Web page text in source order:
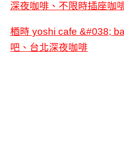
深夜咖啡、不限時插座咖
梄時 yoshi cafe &#038;
吧、台北深夜咖啡